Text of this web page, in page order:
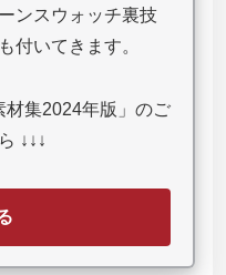
ンスウォッチ裏技
付いてきます。
材集2024年版」のご
↓↓↓